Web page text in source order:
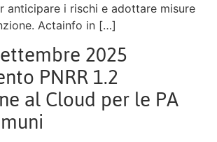
anticipare i rischi e adottare misure
Actainfo in […]
2025
PNRR 1.2
al Cloud per le PA